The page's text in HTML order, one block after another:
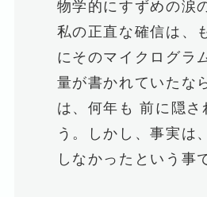
物学的にすずめの涙
私の正直な確信は、
にそのマイクログラ
量が書かれていたな
は、何年も 前に隠さ
う。しかし、事実は
しなかったという事